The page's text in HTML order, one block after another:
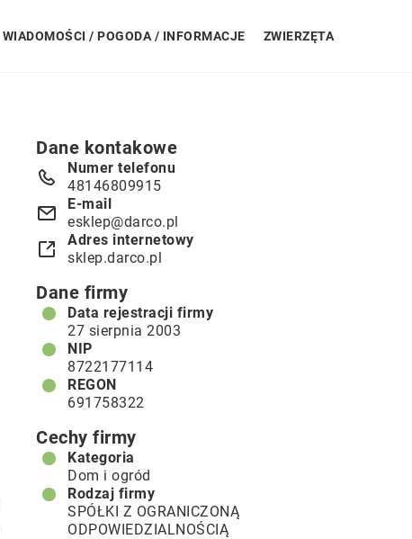
WIADOMOŚCI / POGODA / INFORMACJE ZWIERZĘTA
Dane kontakowe
Numer telefonu
48146809915
E-mail
esklep@darco.pl
Adres internetowy
sklep.darco.pl
Dane firmy
Data rejestracji firmy
27 sierpnia 2003
NIP
8722177114
REGON
691758322
Cechy firmy
Kategoria
Dom i ogród
Rodzaj firmy
SPÓŁKI Z OGRANICZONĄ
ODPOWIEDZIALNOŚCIĄ